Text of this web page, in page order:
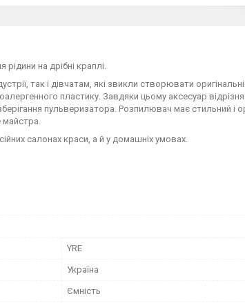
на дрібні краплі.
так і дівчатам, які звикли створювати
пластику. Завдяки цьому аксесуар
пульверизатора. Розпилювач має стильний і
салонах краси, а й у домашніх умовах.
YRE
Україна
Ємність